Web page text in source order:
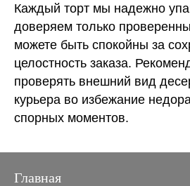
Каждый торт мы надежно
доверяем только
можете быть спокойны за
целостность заказа.
проверять внешний вид
курьера во избежание
спорных моментов.
Главная